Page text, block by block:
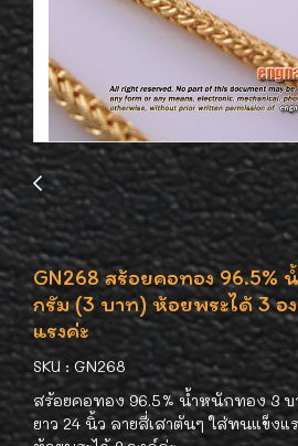
GN268 สร้อยคอทอง 96.5%
กรัม (3 บาท) ห้อยพระได้ 3 อ
แรงค่ะ
SKU : GN268
สร้อยคอทอง 96.5% น้ำหนักทอง 3 บ
ยาว 24 นิ้ว ลายสี่เสาตันๆ ใส่ทนแข็ง